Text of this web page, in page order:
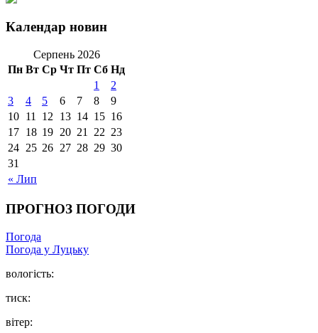
Календар новин
Серпень 2026
Пн Вт Ср Чт Пт Сб Нд
« Лип
1
2
3
4 5 6 7 8
9
10 11 12 13 14 15 16
17 18 19 20 21 22 23
24 25 26 27 28 29 30
31
ПРОГНОЗ ПОГОДИ
Погода
Погода у Луцьку
вологість:
тиск:
вітер: